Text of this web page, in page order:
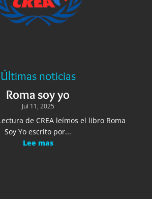
Últimas noticias
Roma soy yo
Jul 11, 2025
de CREA leímos el libro Roma
Soy Yo escrito por...
Lee mas